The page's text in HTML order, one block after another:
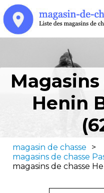
Henin
magasin de chasse
>
magasins de chasse
magasins de chasse